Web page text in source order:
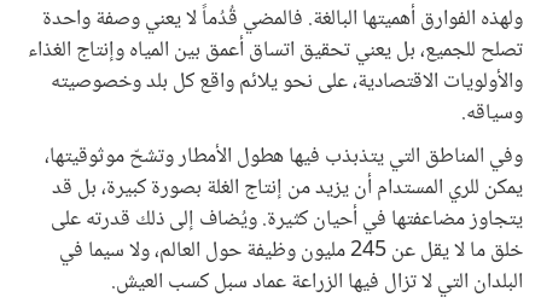
ولهذه الفوارق أهميتها البالغة. فالمضي قُدُماً لا يعني وصفة واحدة
تصلح للجميع، بل يعني تحقيق اتساق أعمق بين المياه وإنتاج الغذاء
والأولويات الاقتصادية، على نحو يلائم واقع كل بلد وخصوصيته
وسياقه.
وفي المناطق التي يتذبذب فيها هطول الأمطار وتشحّ موثوقيتها،
يمكن للري المستدام أن يزيد من إنتاج الغلة بصورة كبيرة، بل قد
يتجاوز مضاعفتها في أحيان كثيرة. ويُضاف إلى ذلك قدرته على
خلق ما لا يقل عن 245 مليون وظيفة حول العالم، ولا سيما في
البلدان التي لا تزال فيها الزراعة عماد سبل كسب العيش.